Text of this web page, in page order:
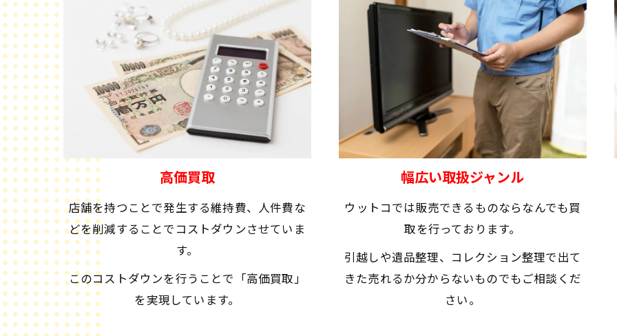
高価買取
店舗を持つことで発生する維持費、人件費な
どを削減することでコストダウンさせていま
す。
このコストダウンを行うことで「高価買取」
を実現しています。
幅広い取扱ジャンル
ウットコでは販売できるものならなんでも買
取を行っております。
引越しや遺品整理、コレクション整理で出て
きた売れるか分からないものでもご相談くだ
さい。